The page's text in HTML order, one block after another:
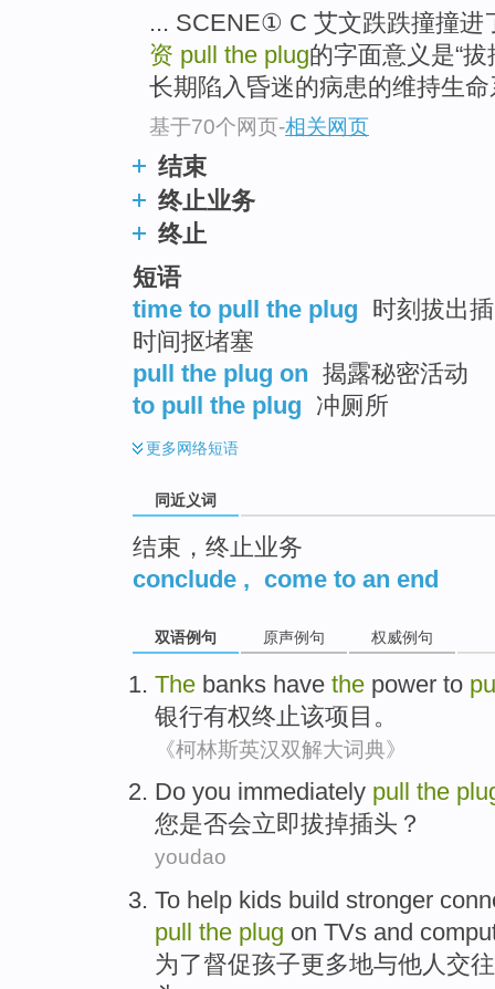
... SCENE① C 艾文跌跌撞撞进
资 pull the plug的字面意义是“
长期陷入昏迷的病患的维持生
基于70个网页-相关网页
结束
终止业务
终止
短语
time to pull the plug 时刻拔出
时间抠堵塞
pull the plug on 揭露秘密活动
to pull the plug 冲厕所
更多网络短语
同近义词
结束，终止业务
conclude , come to an end
双语例句 原声例句 权威例句
The banks have the power to
银行有权终止该项目 。
《柯林斯英汉双解大词典》
Do you immediately pull the
您是否会立即拔掉插头 ？
youdao
To help kids build stronger
pull the plug on TVs and
为了督促孩子更多地与他人交往